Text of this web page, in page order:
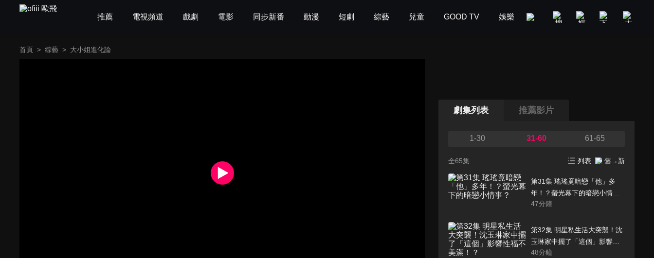
推薦 電視頻道 戲劇 電影 同步新番 動漫 短劇 綜藝 兒童 GOOD TV 娛樂 美食旅遊 新聞政論
首頁 > 綜藝 > 大小姐進化論
劇集列表 推薦影片
1-30 31-60 61-65
全65集 列表 舊→新
第31集 瑤瑤竟暗戀「他」多
年！？螢光幕下的暗戀小情
事？
47分鐘
第32集 明星私生活大突襲！沈
玉琳家中擺了「這個」影響性
福不美滿！？
48分鐘